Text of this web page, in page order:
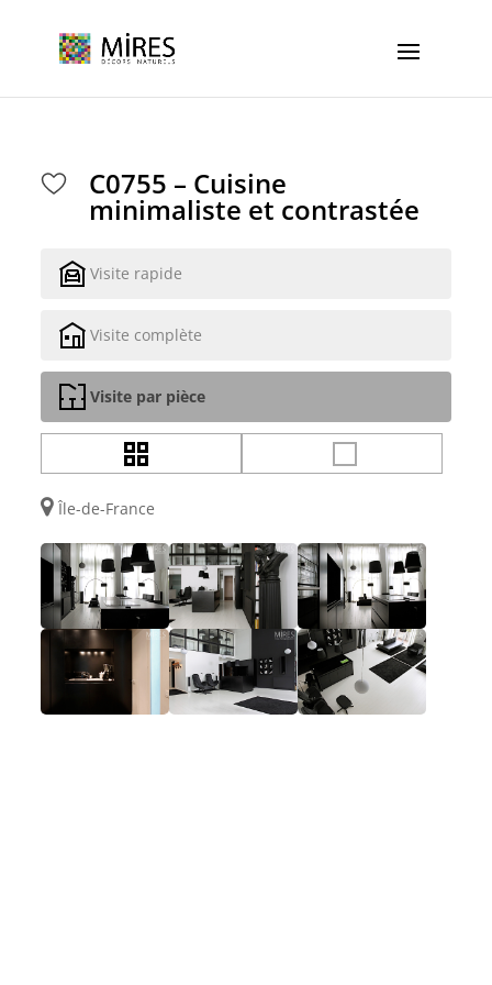
C0755 – Cuisine
minimaliste et contrastée
Visite rapide
Visite complète
Visite par pièce
Île-de-France